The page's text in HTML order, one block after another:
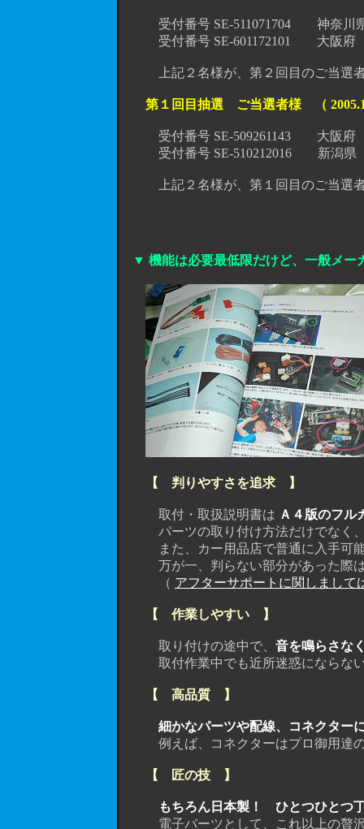
受付番号 SE-511071704 神奈川
受付番号 SE-601172101 大阪
上記２名様が、第２回目のご当選者
第１回目抽選 ご当選者様 （
受付番号 SE-509261143 大阪府
受付番号 SE-510212016 新潟県
上記２名様が、第１回目のご当選者
▼ 機能は必要最低限だけど、一般メー
【 判りやすさを追求 】
取付・取扱説明書は Ａ４版のフル
パーツの取り付け方法だけでなく
また、カー用品店で普通に入手可能
万が一、判らない部分があった際は
（ アフターサポートに関しまして
【 作業しやすい 】
取り付けの途中で、 音を鳴らさな
取付作業中でも近所迷惑にならない
【 高品質 】
細かなパーツや配線、コネクター
例えば、コネクターはプロ御用達の
【 匠の技 】
もちろん日本製！ ひとつひとつ
電子パーツとして、これ以上の贅沢